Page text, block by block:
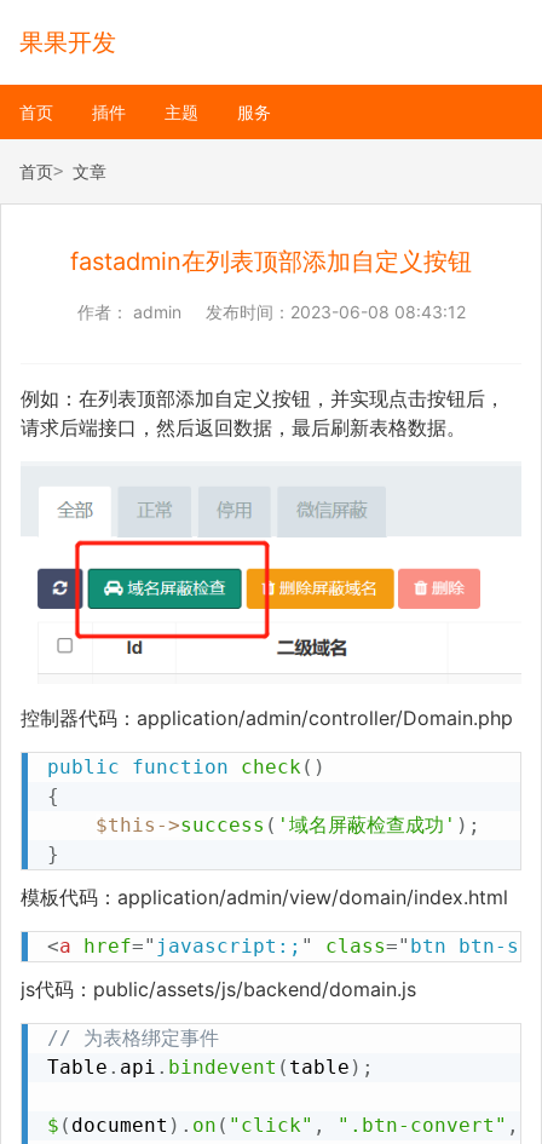
果果开发
首页 插件 主题 服务
首页 文章
fastadmin在列表顶部添加自定义按钮
作者： admin 发布时间： 2023-06-08 08:43:12
例如：在列表顶部添加自定义按钮，并实现点击按钮后，
请求后端接口，然后返回数据，最后刷新表格数据。
控制器代码：application/admin/controller/Domain.php
public function check( )
{
$this ->success ( '域名屏蔽检查成功' ) ;
}
模板代码：application/admin/view/domain/index.html
<a href=" javascript:; " class=" btn btn-
js代码：public/assets/js/backend/domain.js
// 为表格绑定事件
Table . api . bindevent ( table ) ;
$ ( document ) . on ( "click" , ".btn-convert" ,